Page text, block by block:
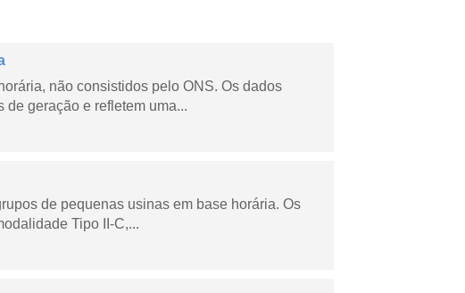
não consistidos pelo ONS. Os dados
geração e refletem uma...
de pequenas usinas em base horária. Os
Tipo II-C,...